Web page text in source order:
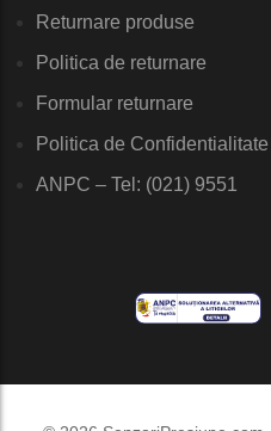
Returnare produse
Politica de returnare
Formular returnare
Politica de Confidentialitate
ANPC – Tel: (021) 9551